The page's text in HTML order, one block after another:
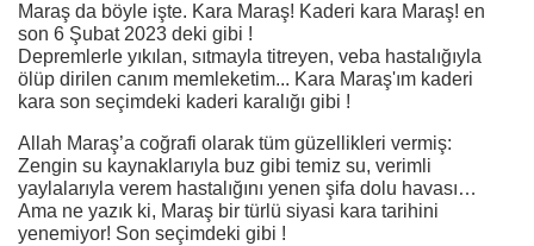
Maraş da böyle işte. Kara Maraş! Kaderi kara Maraş! en
son 6 Şubat 2023 deki gibi !
Depremlerle yıkılan, sıtmayla titreyen, veba hastalığıyla
ölüp dirilen canım memleketim... Kara Maraş'ım kaderi
kara son seçimdeki kaderi karalığı gibi !
Allah Maraş’a coğrafi olarak tüm güzellikleri vermiş:
Zengin su kaynaklarıyla buz gibi temiz su, verimli
yaylalarıyla verem hastalığını yenen şifa dolu havası…
Ama ne yazık ki, Maraş bir türlü siyasi kara tarihini
yenemiyor! Son seçimdeki gibi !